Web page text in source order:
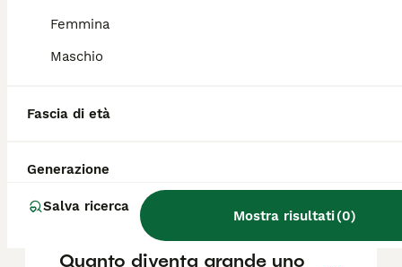
Femmina
Maschio
Fascia di età
Generazione
Salva ricerca
Mostra risultati(0)
Qual è il temperamento dello
Skye Terrier?
Quanto diventa grande uno